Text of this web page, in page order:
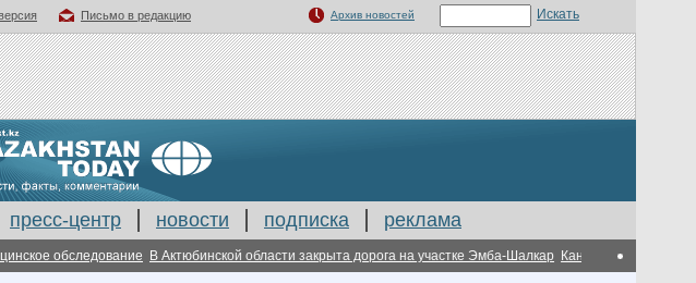
Письмо в редакцию
Архив новостей
пресс-центр новости подписка реклама
обследование В Актюбинской области закрыта дорога на участке Эмба-Шалкар Канадская компания